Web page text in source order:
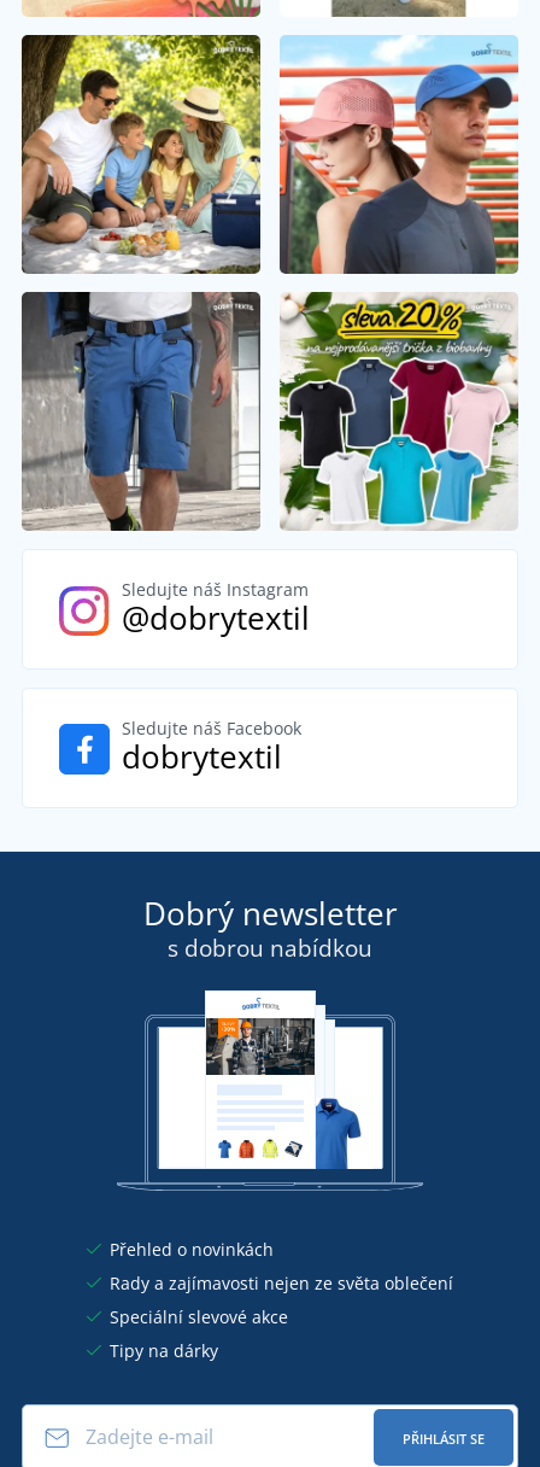
Sledujte náš Instagram
@dobrytextil
Sledujte náš Facebook
dobrytextil
Dobrý newsletter
s dobrou nabídkou
Přehled o novinkách
Rady a zajímavosti nejen ze světa oblečení
Speciální slevové akce
Tipy na dárky
PŘIHLÁSIT SE